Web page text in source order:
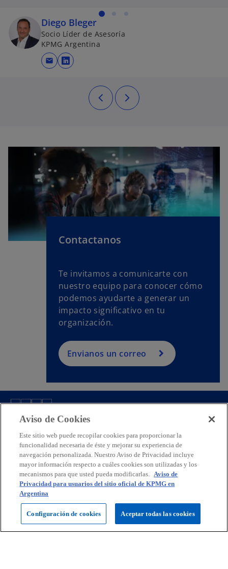
Diego Bleger
Socio Líder de Asesoría
KPMG Argentina
mail se abre en una pestaña nueva
Contactanos
Te invitamos a comunicarte con
nuestro equipo para conocer cómo
podemos ayudarte a generar un
impacto significativo en tu
organización.
Envianos un correo
Contacto
Prensa
KPMG Argentina
e
a
s
e
a
s
e
a
LegalPolítica de PrivacidadAccesibilidadAyudaGlosario
Aviso de Cookies
Este sitio web puede recopilar cookies para proporcionar la
funcionalidad necesaria de éste y mejorar su experiencia de
navegación personalizada. Nuestro Aviso de Privacidad incluye
mayor información respecto a cuáles cookies son utilizadas y los
mecanismos para que usted pueda modificarlas. Aviso de
Privacidad para usuarios del sitio oficial de KPMG en
Argentina
Configuración de cookies Aceptar todas las cookies